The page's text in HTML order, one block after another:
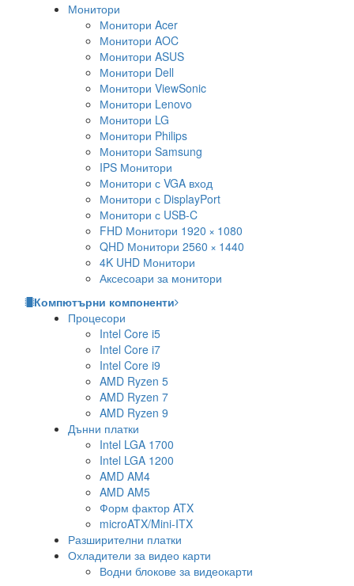
Монитори
Монитори Acer
Монитори AOC
Монитори ASUS
Монитори Dell
Монитори ViewSonic
Монитори Lenovo
Монитори LG
Монитори Philips
Монитори Samsung
IPS Монитори
Монитори с VGA вход
Монитори с DisplayPort
Монитори с USB-C
FHD Монитори 1920 × 1080
QHD Монитори 2560 × 1440
4K UHD Монитори
Аксесоари за монитори
Компютърни компоненти
Процесори
Intel Core i5
Intel Core i7
Intel Core i9
AMD Ryzen 5
AMD Ryzen 7
AMD Ryzen 9
Дънни платки
Intel LGA 1700
Intel LGA 1200
AMD AM4
AMD AM5
Форм фактор ATX
microATX/Mini-ITX
Разширителни платки
Охладители за видео карти
Водни блокове за видеокарти